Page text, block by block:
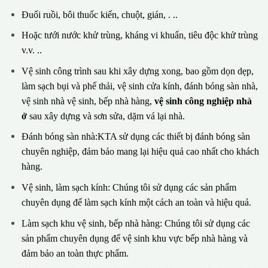
Đuổi ruồi, bôi thuốc kiến, chuột, gián, . ..
Hoặc tưới nước khử trùng, kháng vi khuẩn, tiêu độc khử trùng
v.v. ..
Vệ sinh công trình sau khi xây dựng xong, bao gồm dọn dẹp,
làm sạch bụi và phế thải, vệ sinh cửa kính, đánh bóng sàn nhà,
vệ sinh nhà vệ sinh, bếp nhà hàng, vệ sinh công nghiệp nhà
ởsau xây dựng và sơn sửa, dặm vá lại nhà.
Đánh bóng sàn nhà:KTA sử dụng các thiết bị đánh bóng sàn
chuyên nghiệp, đảm bảo mang lại hiệu quả cao nhất cho khách
hàng.
Vệ sinh, làm sạch kính: Chúng tôi sử dụng các sản phẩm
chuyên dụng để làm sạch kính một cách an toàn và hiệu quả.
Làm sạch khu vệ sinh, bếp nhà hàng: Chúng tôi sử dụng các
sản phẩm chuyên dụng để vệ sinh khu vực bếp nhà hàng và
đảm bảo an toàn thực phẩm.